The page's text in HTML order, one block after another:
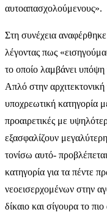
αυτοαπασχολούμενους».
Στη συνέχεια
λέγοντας πως
το οποίο λαμβάνει υπόψη
Απλό στην
υποχρεωτική κατηγορία
προαιρετικές με
εξασφαλίζουν
τονίσω αυτό-
κατηγορία για τα πέντε
νεοεισερχομένων στην
δίκαιο και σίγουρα το